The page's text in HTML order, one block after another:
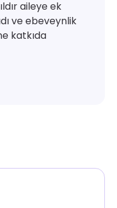
aileye ek
ve ebeveynlik
katkıda